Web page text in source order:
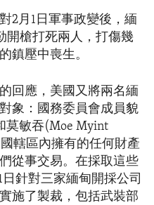
2月1日軍事政變後，緬
開槍打死兩人，打傷幾
鎮壓中喪生。
回應，美國又將兩名緬
象：國務委員會成員貌
莫敏吞(Moe Myint
轄區內擁有的任何財產
從事交易。在採取這些
針對三家緬甸開採公司
施了製裁，包括武裝部